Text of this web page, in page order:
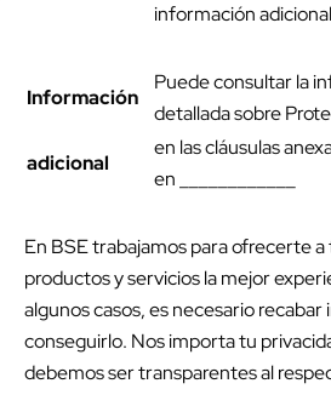
información adicional
Información
Puede consultar la
detallada sobre
adicional
en las cláusulas
en ____________
En BSE trabajamos para ofrecerte
productos y servicios la mejor
algunos casos, es necesario
conseguirlo. Nos importa tu
debemos ser transparentes al